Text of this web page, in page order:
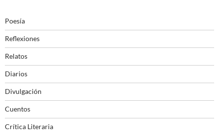
Poesía
Reflexiones
Relatos
Diarios
Divulgación
Cuentos
Crítica Literaria